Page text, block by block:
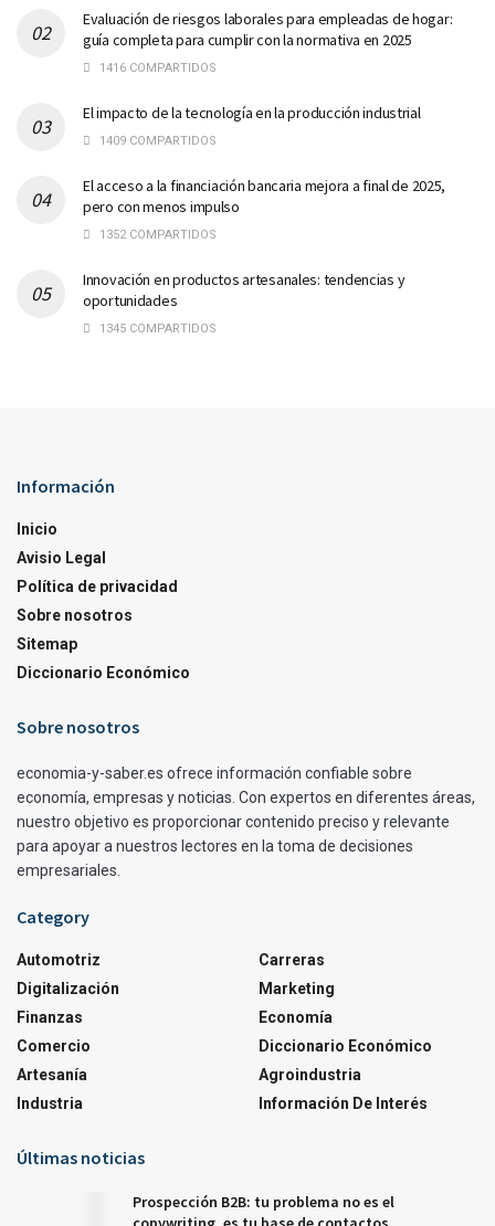
Evaluación de riesgos laborales para empleadas de hogar:
guía completa para cumplir con la normativa en 2025
1416 COMPARTIDOS
El impacto de la tecnología en la producción industrial
1409 COMPARTIDOS
El acceso a la financiación bancaria mejora a final de 2025,
pero con menos impulso
1352 COMPARTIDOS
Innovación en productos artesanales: tendencias y
oportunidades
1345 COMPARTIDOS
Información
Inicio
Avisio Legal
Política de privacidad
Sobre nosotros
Sitemap
Diccionario Económico
Sobre nosotros
economia-y-saber.es ofrece información confiable sobre
economía, empresas y noticias. Con expertos en diferentes áreas,
nuestro objetivo es proporcionar contenido preciso y relevante
para apoyar a nuestros lectores en la toma de decisiones
empresariales.
Category
Automotriz
Digitalización
Finanzas
Comercio
Artesanía
Industria
Carreras
Marketing
Economía
Diccionario Económico
Agroindustria
Información De Interés
Últimas noticias
Prospección B2B: tu problema no es el